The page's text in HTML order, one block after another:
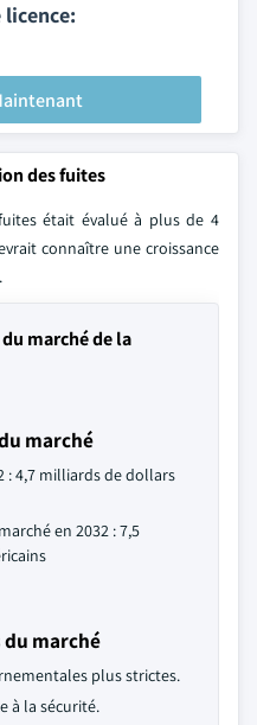
des fuites
était évalué à plus de 4
connaître une croissance
marché de la
marché
: 4,7 milliards de dollars
en 2032 : 7,5
marché
plus strictes.
à la sécurité.